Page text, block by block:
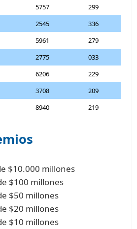
5757
299
2545
336
5961
279
2775
033
6206
229
3708
209
8940 219
$10.000 millones
$100 millones
$50 millones
$20 millones
$10 millones